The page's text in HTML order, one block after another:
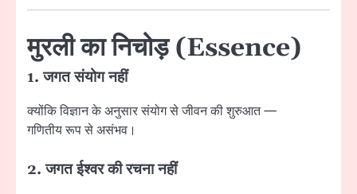
मुरली का निचोड़ (Essence)
1. जगत संयोग नहीं
क्योंकि विज्ञान के अनुसार संयोग से जीवन की शुरुआत —
गणितीय रूप से असंभव।
2. जगत ईश्वर की रचना नहीं